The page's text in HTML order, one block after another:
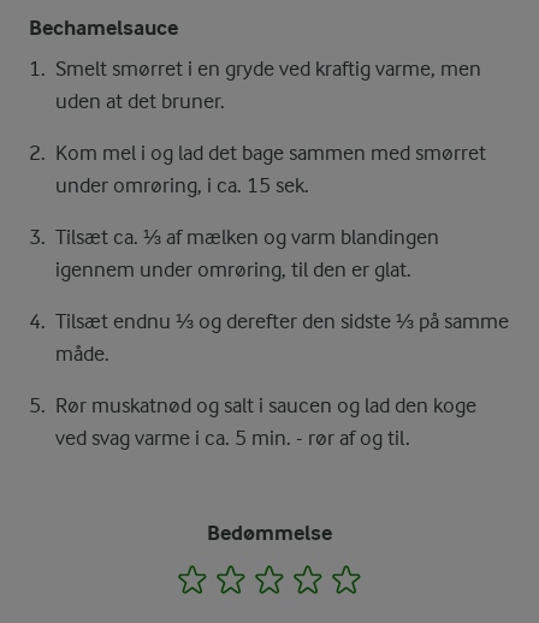
Bechamelsauce
Smelt smørret i en gryde ved kraftig varme, men
uden at det bruner.
Kom mel i og lad det bage sammen med smørret
under omrøring, i ca. 15 sek.
Tilsæt ca. ⅓ af mælken og varm blandingen
igennem under omrøring, til den er glat.
Tilsæt endnu ⅓ og derefter den sidste ⅓ på samme
måde.
Rør muskatnød og salt i saucen og lad den koge
ved svag varme i ca. 5 min. - rør af og til.
Bedømmelse
1 2 3 4